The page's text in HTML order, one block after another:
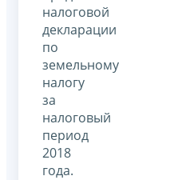
налоговой
декларации
по
земельному
налогу
за
налоговый
период
2018
года.